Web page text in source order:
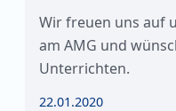
Wir freuen uns auf
am AMG und
Unterrichten.
22.01.2020